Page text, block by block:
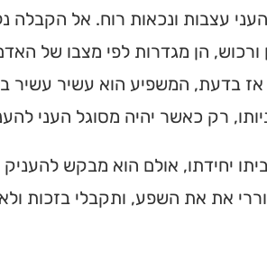
עצבות ונכאות רוח. אל הקבלה
ורכוש, הן מגדרות לפי מצבו של
אז בדעת, המשפיע הוא עשיר עשיר
רק כאשר יהיה מסוגל העני
יחידתו, אולם הוא מבקש
את את השפע, ותקבלי בזכות